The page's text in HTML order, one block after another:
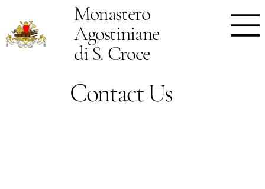
Monastero
Agostiniane
di S. Croce
Contact Us